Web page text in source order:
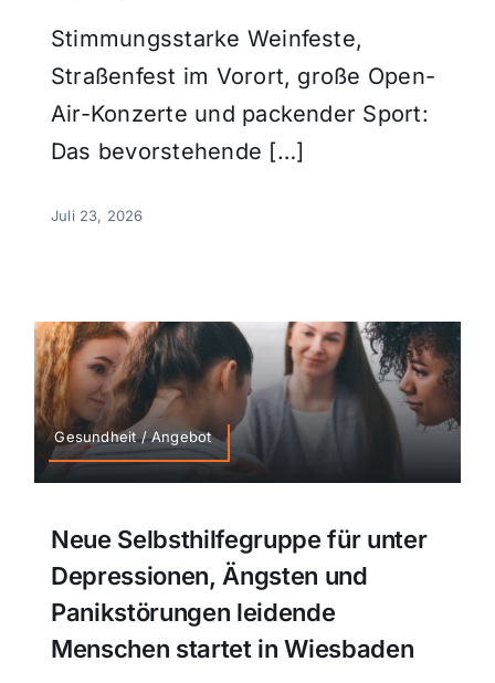
Stimmungsstarke Weinfeste,
Straßenfest im Vorort, große Open-
Air-Konzerte und packender Sport:
Das bevorstehende […]
Juli 23, 2026
Gesundheit / Angebot
Neue Selbsthilfegruppe für unter
Depressionen, Ängsten und
Panikstörungen leidende
Menschen startet in Wiesbaden